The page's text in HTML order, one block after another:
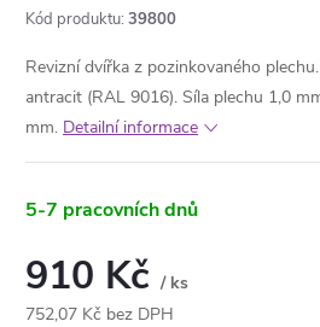
Kód produktu: 39800
Revizní dvířka z pozinkovaného
antracit (RAL 9016). Síla plechu 1,0
mm. Detailní informace
5-7 pracovních dnů
910 Kč / ks
752,07 Kč bez DPH